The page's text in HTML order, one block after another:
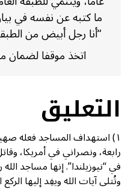
“أنا رجل أبيض من
اتخذ موقفا
التعليق
١) استهداف المساجد فعله
رابعة، ونصراني في أمريكا،
في “نيوزيلندا”. إنها مساجد
وتُتلى آيات الله ويفِد إليها